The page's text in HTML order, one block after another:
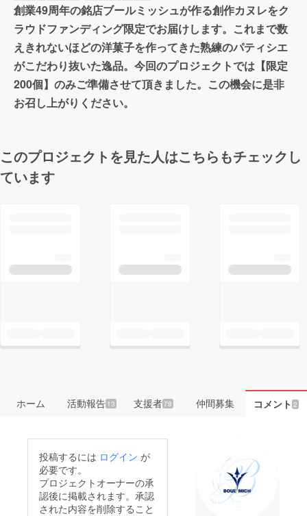
創業49周年の銘店ブールミッシュが作る創作カヌレをク
ラウドファンディング限定でお届けします。これまで数
えきれないほどの洋菓子を作ってきた熟練のパティシエ
がこだわり抜いた逸品。今回のプロジェクトでは【限定
200個】のみご準備させて頂きました。この機会に是非
お召し上がりください。
このプロジェクトを見た人はこちらもチェックし
ています
ホーム 活動報告13 支援者78 仲間募集 コメント 2
投稿するには ログイン が
必要です。
プロジェクトオーナーの承
認後に掲載されます。承認
された内容を削除すること